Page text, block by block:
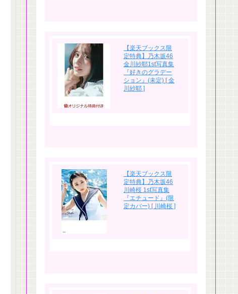
【楽天ブックス限
定特典】乃木坂46
金川紗耶1st写真集
『好きのグラデー
ション』(未定) [ 金
川紗耶 ]
【楽天ブックス限
定特典】乃木坂46
川崎桜 1st写真集
『エチュード』(限
定カバー) [ 川崎桜 ]